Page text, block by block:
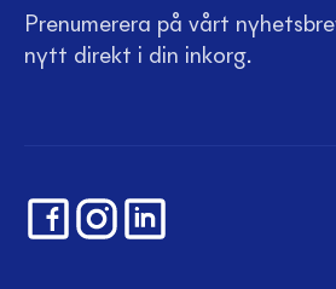
Prenumerera på vårt
nytt direkt i din inkorg.